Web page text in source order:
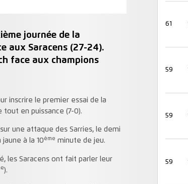
journée de la
aux Saracens (27-24).
face aux champions
inscrire le premier essai de la
en puissance (7-0).
une attaque des Sarries, le demi
à la 10ème minute de jeu.
les Saracens ont fait parler leur
).
61
59
59
59